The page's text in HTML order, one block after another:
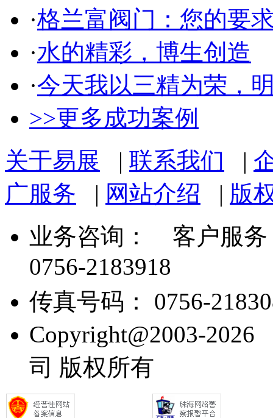
·格兰富阀门：您的要
·水的精彩，博生创造
·今天我以三精为荣，
>>更多成功案例
关于易展 | 联系我们 |
广服务 | 网站介绍 | 版
业务咨询：
客户服务
0756-2183918
传真号码： 0756-
Copyright@2003-
司 版权所有